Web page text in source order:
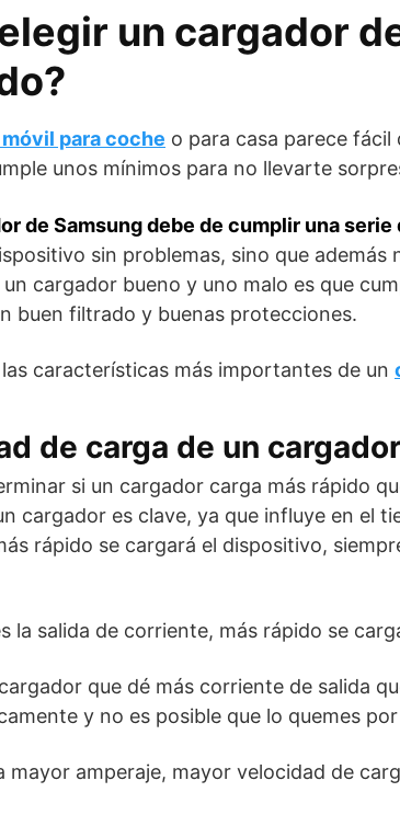
un cargador
para coche o para casa parece
unos mínimos para no llevarte
de Samsung debe de cumplir una
sin problemas, sino que además
cargador bueno y uno malo es que
buen filtrado y buenas protecciones.
características más importantes de un
de carga de un cargador
si un cargador carga más rápido
cargador es clave, ya que influye en el
rápido se cargará el dispositivo,
la salida de corriente, más rápido se
que dé más corriente de salida
y no es posible que lo quemes
mayor amperaje, mayor velocidad de